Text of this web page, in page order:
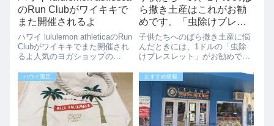
のRun Clubがワイキキで
また開催されるよ
ハワイ lululemon athleticaのRun
Clubがワイキキでまた開催され
るよ人気のヨガショップの
ウア店でRun Clubが開催されま
す。ここではフリーヨガレッス
ンなども開催さ...
ら撒き土産はこれがお勧
めです。「虫除けブレス
レット」とは？
子供たちへのばら撒き土産に悩
んだときには、1ドルの「虫除
けブレスレット」がお勧めで
構なやみますよね、そんなとき
こちらの「虫除けブレスレッ
ト」がお勧めです。お値段も1
ドルちょっとだし、なんといっ
てもパッケージがアメ...
ハワイ限定 おすすめ情報